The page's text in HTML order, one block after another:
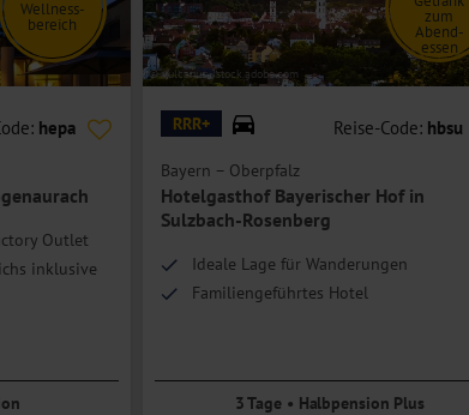
Wellness-
bereich
hepa
Outlet
inklusive
© vulcanus - stock.adobe.com
zum
Abend-
essen
RRR+ Reise-Code: hbsu
Bayern – Oberpfalz
Hotelgasthof Bayerischer Hof in
Sulzbach-Rosenberg
Ideale Lage für Wanderungen
Familiengeführtes Hotel
3 Tage • Halbpension Plus